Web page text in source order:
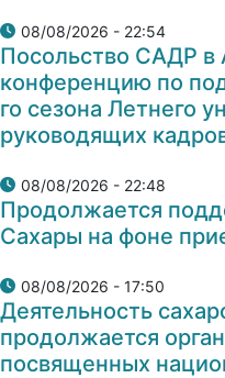
08/08/2026 - 22:54
Посольство САДР в
конференцию по
го сезона Летнего
руководящих
08/08/2026 - 22:48
Продолжается
Сахары на фоне
08/08/2026 - 17:50
Деятельность
продолжается
посвященных